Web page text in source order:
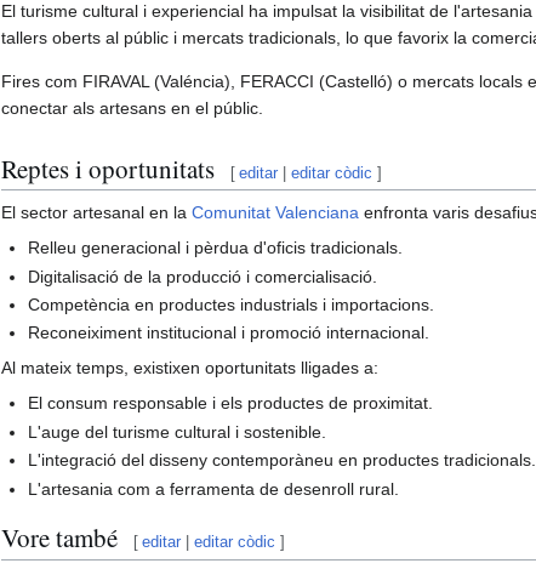
El turisme cultural i experiencial ha impulsat la visibilitat de
tallers oberts al públic i mercats tradicionals, lo que favorix la
Fires com FIRAVAL (Valéncia), FERACCI (Castelló) o mercats
conectar als artesans en el públic.
Reptes i oportunitats [ editar |editar còdic ]
El sector artesanal en la Comunitat Valenciana enfronta varis
Relleu generacional i pèrdua d'oficis tradicionals.
Digitalisació de la producció i comercialisació.
Competència en productes industrials i importacions.
Reconeiximent institucional i promoció internacional.
Al mateix temps, existixen oportunitats lligades a:
El consum responsable i els productes de proximitat.
L'auge del turisme cultural i sostenible.
L'integració del disseny contemporàneu en productes tradicionals.
L'artesania com a ferramenta de desenroll rural.
Vore també [ editar |editar còdic ]